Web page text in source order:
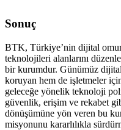
Sonuç
BTK, Türkiye’nin dijital
teknolojileri alanlarını
bir kurumdur. Günümüz
koruyan hem de işletmeler
geleceğe yönelik teknoloji
güvenlik, erişim ve rekabet
dönüşümüne yön veren bu
misyonunu kararlılıkla